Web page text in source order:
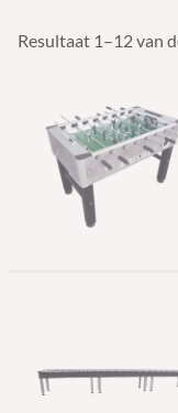
Resultaat 1–12 van